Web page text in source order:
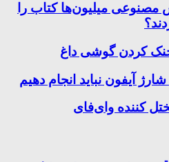
میلیون‌ها کتاب را
کردن گوشی داغ
آیفون نباید انجام دهیم
کننده وای‌فای